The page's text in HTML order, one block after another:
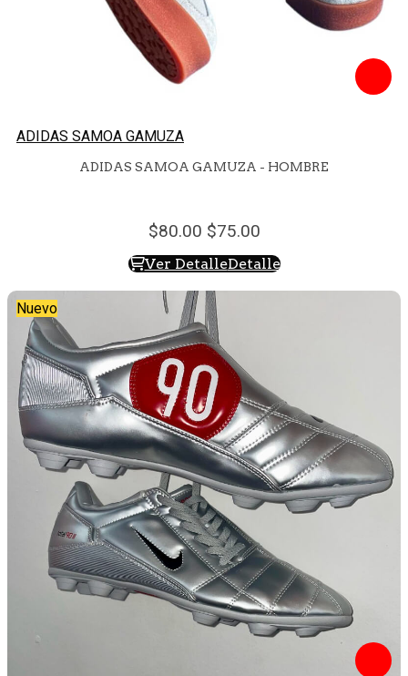
ADIDAS SAMOA GAMUZA
ADIDAS SAMOA GAMUZA - HOMBRE
80.00 75.00
Ver DetalleDetalle
Nuevo